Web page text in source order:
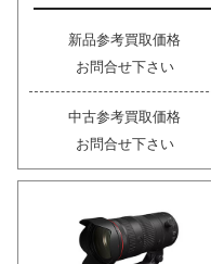
新品参考買取価格
お問合せ下さい
中古参考買取価格
お問合せ下さい